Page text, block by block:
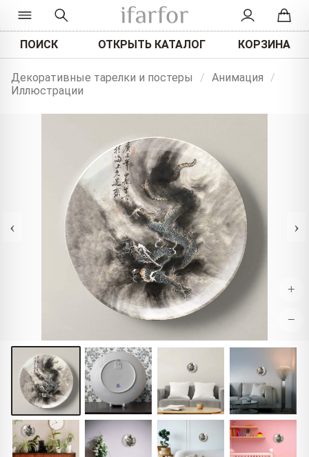
ПОИСК ОТКРЫТЬ КАТАЛОГ КОРЗИНА
Декоративные тарелки и постеры / Анимация
/
Иллюстрации
‹ ›
+
−